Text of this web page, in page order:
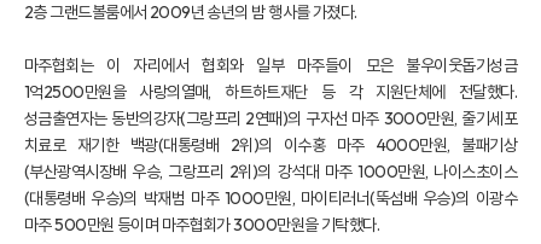
2층 그랜드볼룸에서 2009년 송년의 밤 행사를 가졌다.
마주협회는 이 자리에서 협회와 일부 마주들이 모은 불우이웃돕기성금
1억2500만원을 사랑의열매, 하트하트재단 등 각 지원단체에 전달했다.
성금출연자는 동반의강자(그랑프리 2연패)의 구자선 마주 3000만원, 줄기세포
치료로 재기한 백광(대통령배 2위)의 이수홍 마주 4000만원, 불패기상
(부산광역시장배 우승, 그랑프리 2위)의 강석대 마주 1000만원, 나이스초이스
(대통령배 우승)의 박재범 마주 1000만원, 마이티러너(뚝섬배 우승)의 이광수
마주 500만원 등이며 마주협회가 3000만원을 기탁했다.